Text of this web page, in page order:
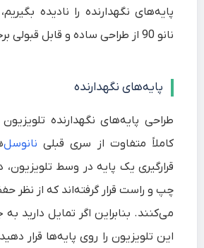
پایه‌های نگهدارنده را نادیده
نانو 90 از طراحی ساده و قابل قبولی برخوردار است.
پایه‌های نگهدارنده
کاملاً متفاوت از سری قبلی نانوسل
قرارگیری یک پایه در وسط تلویزیون،
چپ و راست قرار گرفته‌اند که از نظر
می‌کنند. بنابراین اگر تمایل دارید
این تلویزیون را روی پایه‌ها قرار